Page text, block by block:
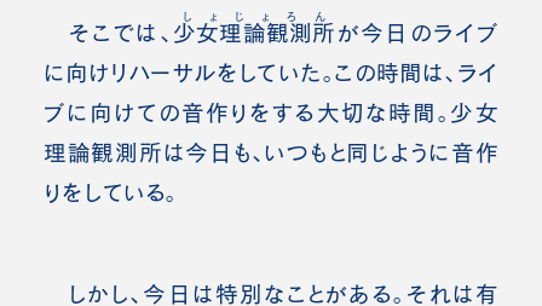
そこでは、 少女理論観測所
しょじょろん
が今日のライブ
に向けリハーサルをしていた。この時間は、ライ
ブに向けての音作りをする大切な時間。少女
理論観測所は今日も、いつもと同じように音作
りをしている。
しかし、今日は特別なことがある。それは有